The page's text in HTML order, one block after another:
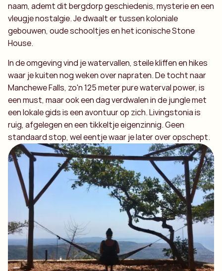
naam, ademt dit bergdorp geschiedenis, mysterie en een
vleugje nostalgie. Je dwaalt er tussen koloniale
gebouwen, oude schooltjes en het iconische Stone
House.
In de omgeving vind je watervallen, steile kliffen en hikes
waar je kuiten nog weken over napraten. De tocht naar
Manchewe Falls, zo'n 125 meter pure waterval power, is
een must, maar ook een dag verdwalen in de jungle met
een lokale gids is een avontuur op zich. Livingstonia is
ruig, afgelegen en een tikkeltje eigenzinnig. Geen
standaard stop, wel eentje waar je later over opschept.